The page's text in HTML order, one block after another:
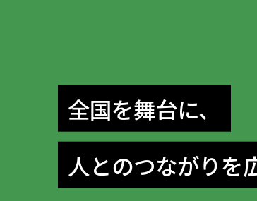
全国を舞台に、
人とのつながりを